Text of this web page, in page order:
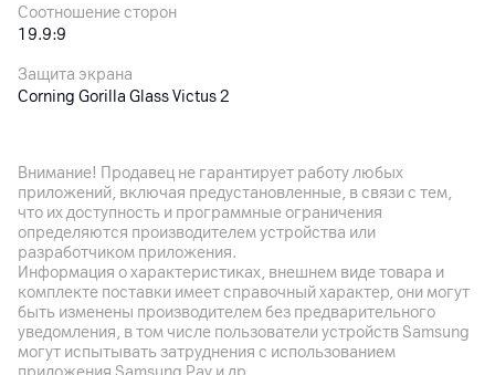
Соотношение сторон
19.9:9
Защита экрана
Corning Gorilla Glass Victus 2
Особенности дисплея
Глубина цвета: 12 бит, широкий цветовой охват DCI-P3,
яркость: 3200 нит (пик.), поддержка управления мокрыми
руками (Wet Touch Technology 2.0)
Основная камера
Разрешение камеры
Внимание! Продавец не гарантирует работу любых
приложений, включая предустановленные, в связи с тем,
что их доступность и программные ограничения
определяются производителем устройства или
разработчиком приложения.
Информация о характеристиках, внешнем виде товара и
комплекте поставки имеет справочный характер, они могут
быть изменены производителем без предварительного
уведомления, в том числе пользователи устройств Samsung
могут испытывать затруднения с использованием